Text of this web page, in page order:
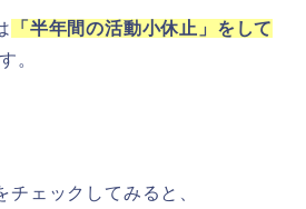
「半年間の活動小休止」をして
。
ェックしてみると、